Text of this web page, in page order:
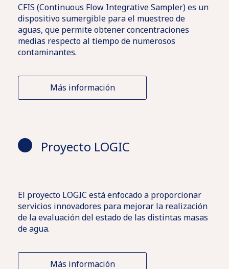
CFIS (Continuous Flow Integrative Sampler) es un
dispositivo sumergible para el muestreo de
aguas, que permite obtener concentraciones
medias respecto al tiempo de numerosos
contaminantes.
Más información
Proyecto LOGIC
El proyecto LOGIC está enfocado a proporcionar
servicios innovadores para mejorar la realización
de la evaluación del estado de las distintas masas
de agua.
Más información